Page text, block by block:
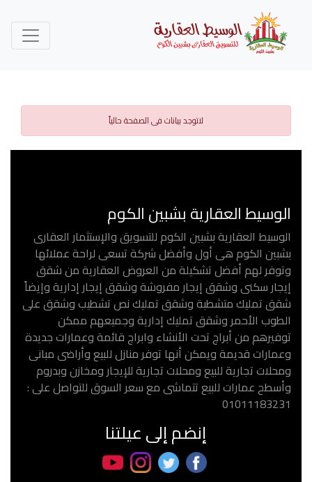
لاتوجد بيانات فى الصفحة حالياً
الوسيط العقارية بشبين الكوم
الوسيط العقارية بشبين الكوم للتسويق والإستثمار العقارى
بشبين الكوم هى أول وأفضل شركة تسعى لراحة عملائها
وتوفر لهم أفضل تشكيلة من العروض العقارية من شقق
إيجار سكنى وشقق إيجار مفروشة وشقق إيجار إدارية وإيضاً
شقق تمليك متشطبة وشقق تمليك نص تشطيب وشقق على
الطوب الأحمر وشقق تمليك إدارية وجميعهم ممكن
توفيرهم من أبراج تحت الأنشاء وابراج قائمة وعمارات جديدة
وعمارات قديمة ويمكن أنها توفر منازل للبيع وأراضى مبانى
ومحلات تجارية للبيع ومحلات تجارية للإيجار ومخازن وبدروم
وأسطح عمارات للبيع تتماشى مع سعر السوق للتواصل على :
01011183231
إنضم إلى عيلتنا